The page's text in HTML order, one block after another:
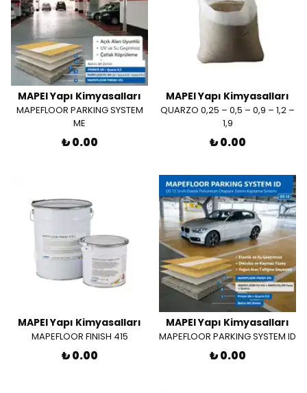
MAPEI Yapı Kimyasalları
MAPEFLOOR PARKING SYSTEM
ME
₺ 0.00
MAPEI Yapı Kimyasalları
QUARZO 0,25 – 0,5 – 0,9 – 1,2 –
1,9
₺ 0.00
MAPEI Yapı Kimyasalları
MAPEFLOOR FINISH 415
₺ 0.00
MAPEI Yapı Kimyasalları
MAPEFLOOR PARKING SYSTEM ID
₺ 0.00